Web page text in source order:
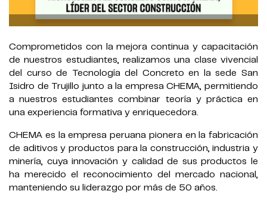
Comprometidos con la mejora continua y capacitación
de nuestros estudiantes, realizamos una clase vivencial
del curso de Tecnología del Concreto en la sede San
Isidro de Trujillo junto a la empresa CHEMA, permitiendo
a nuestros estudiantes combinar teoría y práctica en
una experiencia formativa y enriquecedora.
CHEMA es la empresa peruana pionera en la fabricación
de aditivos y productos para la construcción, industria y
minería, cuya innovación y calidad de sus productos le
ha merecido el reconocimiento del mercado nacional,
manteniendo su liderazgo por más de 50 años.